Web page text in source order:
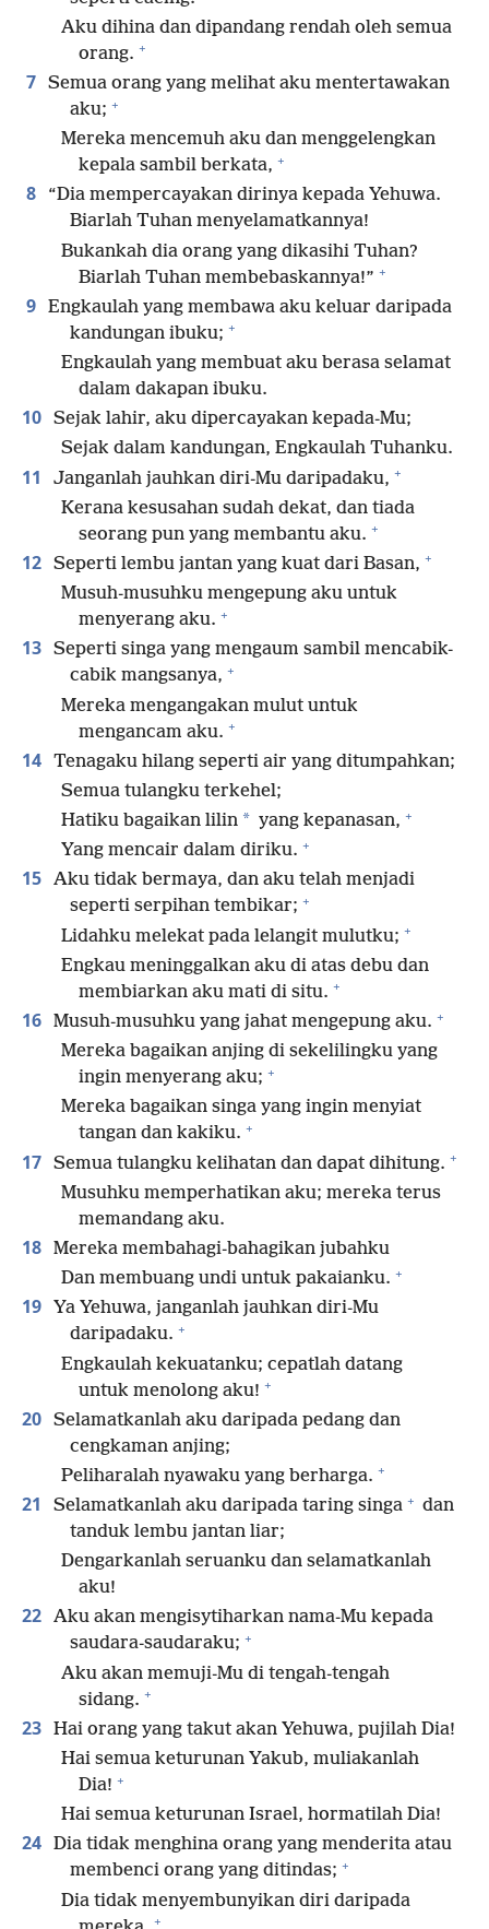
Aku dihina dan dipandang rendah oleh semua
orang. +
7 Semua orang yang melihat aku mentertawakan
aku; +
Mereka mencemuh aku dan menggelengkan
kepala sambil berkata, +
8
“Dia mempercayakan dirinya kepada Yehuwa.
Biarlah Tuhan menyelamatkannya!
Bukankah dia orang yang dikasihi Tuhan?
Biarlah Tuhan membebaskannya!” +
9 Engkaulah yang membawa aku keluar daripada
kandungan ibuku; +
Engkaulah yang membuat aku berasa selamat
dalam dakapan ibuku.
10 Sejak lahir, aku dipercayakan kepada-Mu;
Sejak dalam kandungan, Engkaulah Tuhanku.
11 Janganlah jauhkan diri-Mu daripadaku, +
Kerana kesusahan sudah dekat, dan tiada
seorang pun yang membantu aku. +
12 Seperti lembu jantan yang kuat dari Basan, +
Musuh-musuhku mengepung aku untuk
menyerang aku. +
13 Seperti singa yang mengaum sambil mencabik-
cabik mangsanya, +
Mereka mengangakan mulut untuk
mengancam aku. +
14 Tenagaku hilang seperti air yang ditumpahkan;
Semua tulangku terkehel;
Hatiku bagaikan lilin * yang kepanasan, +
Yang mencair dalam diriku. +
15 Aku tidak bermaya, dan aku telah menjadi
seperti serpihan tembikar; +
Lidahku melekat pada lelangit mulutku; +
Engkau meninggalkan aku di atas debu dan
membiarkan aku mati di situ. +
16 Musuh-musuhku yang jahat mengepung aku. +
Mereka bagaikan anjing di sekelilingku yang
ingin menyerang aku; +
Mereka bagaikan singa yang ingin menyiat
tangan dan kakiku. +
17 Semua tulangku kelihatan dan dapat dihitung. +
Musuhku memperhatikan aku; mereka terus
memandang aku.
18 Mereka membahagi-bahagikan jubahku
Dan membuang undi untuk pakaianku. +
19
Ya Yehuwa, janganlah jauhkan diri-Mu
daripadaku. +
Engkaulah kekuatanku; cepatlah datang
untuk menolong aku! +
20 Selamatkanlah aku daripada pedang dan
cengkaman anjing;
Peliharalah nyawaku yang berharga. +
21 Selamatkanlah aku daripada taring singa + dan
tanduk lembu jantan liar;
Dengarkanlah seruanku dan selamatkanlah
aku!
22 Aku akan mengisytiharkan nama-Mu kepada
saudara-saudaraku; +
Aku akan memuji-Mu di tengah-tengah
sidang. +
23 Hai orang yang takut akan Yehuwa, pujilah Dia!
Hai semua keturunan Yakub, muliakanlah
Dia! +
Hai semua keturunan Israel, hormatilah Dia!
24 Dia tidak menghina orang yang menderita atau
membenci orang yang ditindas; +
Dia tidak menyembunyikan diri daripada
+